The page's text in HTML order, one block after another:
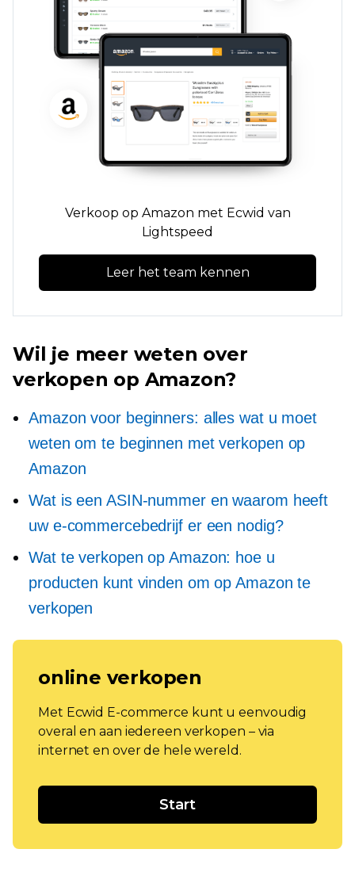
Verkoop op Amazon met Ecwid van
Lightspeed
Leer het team kennen
Wil je meer weten over
verkopen op Amazon?
Amazon voor beginners: alles wat u moet
weten om te beginnen met verkopen op
Amazon
Wat is een ASIN-nummer en waarom heeft
uw e-commercebedrijf er een nodig?
Wat te verkopen op Amazon: hoe u
producten kunt vinden om op Amazon te
verkopen
online verkopen
Met Ecwid E-commerce kunt u eenvoudig
overal en aan iedereen verkopen – via
internet en over de hele wereld.
Start